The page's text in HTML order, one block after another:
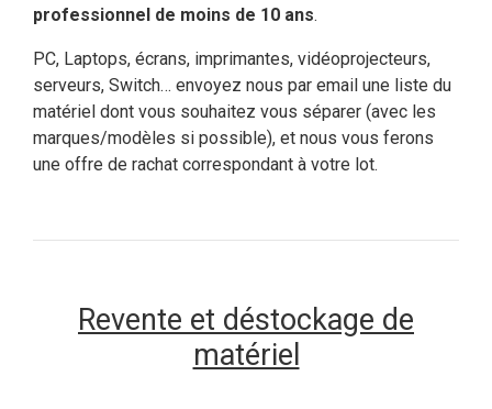
professionnel de moins de 10 ans.
PC, Laptops, écrans, imprimantes, vidéoprojecteurs,
serveurs, Switch… envoyez nous par email une liste du
matériel dont vous souhaitez vous séparer (avec les
marques/modèles si possible), et nous vous ferons
une offre de rachat correspondant à votre lot.
Revente et déstockage de
matériel